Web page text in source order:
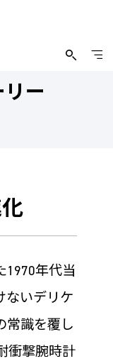
リー
1970年代当
ないデリケ
常識を覆し
衝撃腕時計